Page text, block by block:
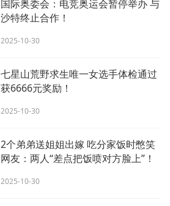
国际奥委会：电竞奥运会暂停举办 与
沙特终止合作！
2025-10-30
七星山荒野求生唯一女选手体检通过
获6666元奖励！
2025-10-30
2个弟弟送姐姐出嫁 吃分家饭时憋笑
网友：两人“差点把饭喷对方脸上”！
2025-10-30